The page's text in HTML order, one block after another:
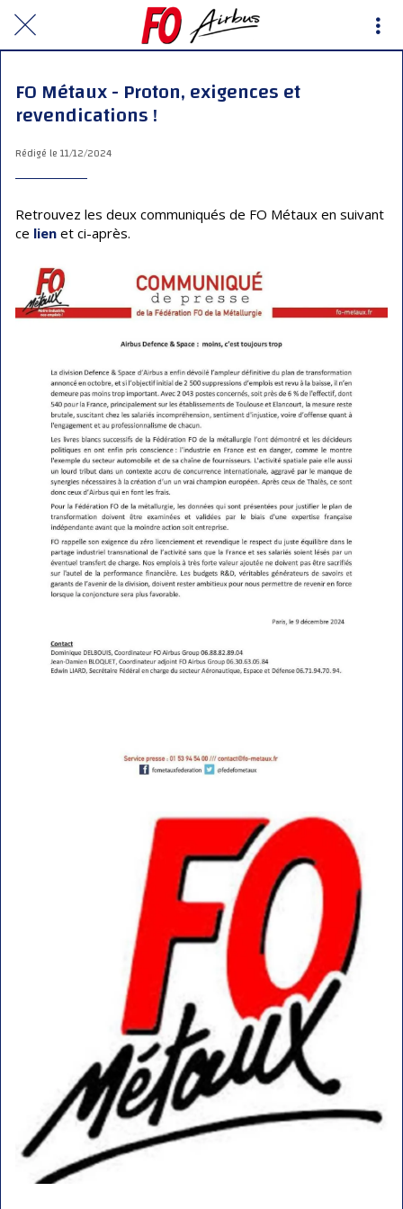
FO Métaux - Proton, exigences et
revendications !
Rédigé le 11/12/2024
Retrouvez les deux communiqués de FO Métaux en suivant
ce lien et ci-après.